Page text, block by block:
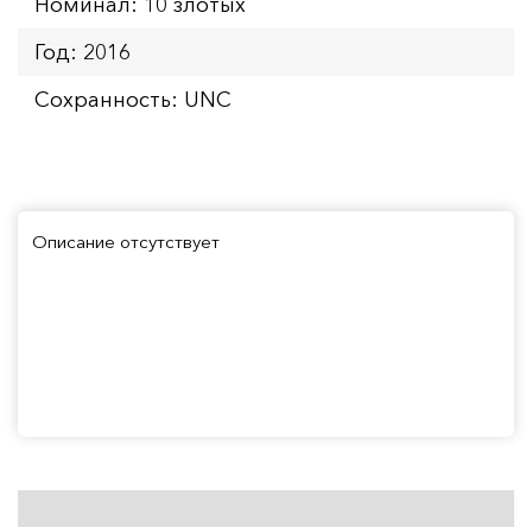
Год: 2016
Сохранность: UNC
Описание отсутствует